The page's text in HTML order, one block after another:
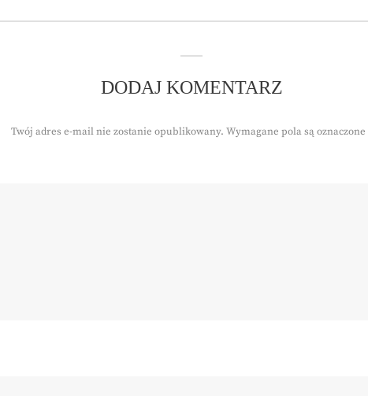
DODAJ KOMENTARZ
Twój adres e-mail nie zostanie opublikowany. Wymagane pola są oznaczone